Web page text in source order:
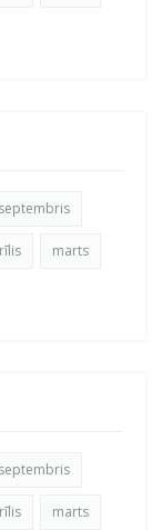
septembris
marts
septembris
marts